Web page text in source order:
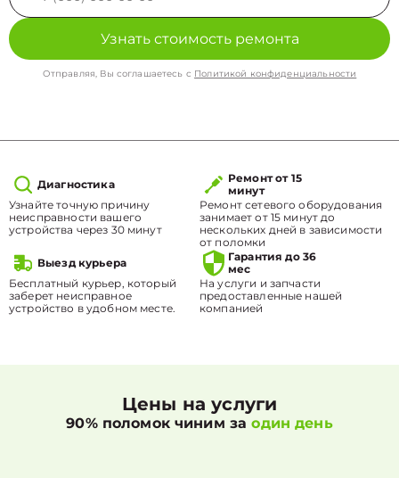
Узнать стоимость ремонта
Отправляя, Вы соглашаетесь с Политикой конфиденциальности
Диагностика
Узнайте точную причину
неисправности вашего
устройства через 30 минут
Ремонт от 15
минут
Ремонт сетевого оборудования
занимает от 15 минут до
нескольких дней в зависимости
от поломки
Выезд курьера
Бесплатный курьер, который
заберет неисправное
устройство в удобном месте.
Гарантия до 36
мес
На услуги и запчасти
предоставленные нашей
компанией
Цены на услуги
90% поломок чиним заодин день